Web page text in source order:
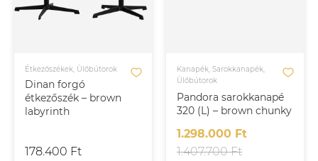
Dinan forgó
étkezőszék – brown
labyrinth
Étkezőszékek, Ülőbútorok
178.400 Ft
Pandora sarokkanapé
320 (L) – brown chunky
Kanapék, Sarokkanapék,
Ülőbútorok
1.298.000 Ft
1.407.700 Ft